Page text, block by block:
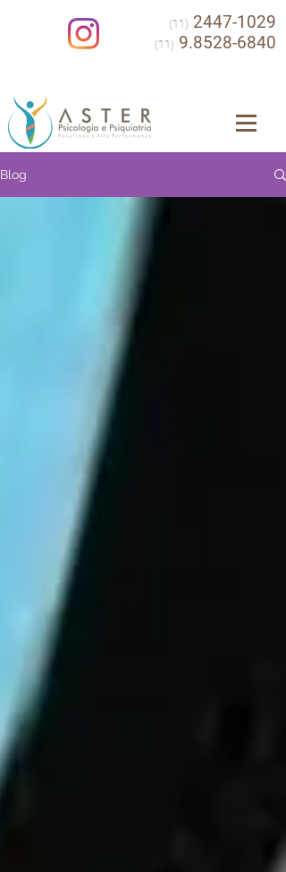
(11) 2447-1029
(11) 9.8528-6840
Blog